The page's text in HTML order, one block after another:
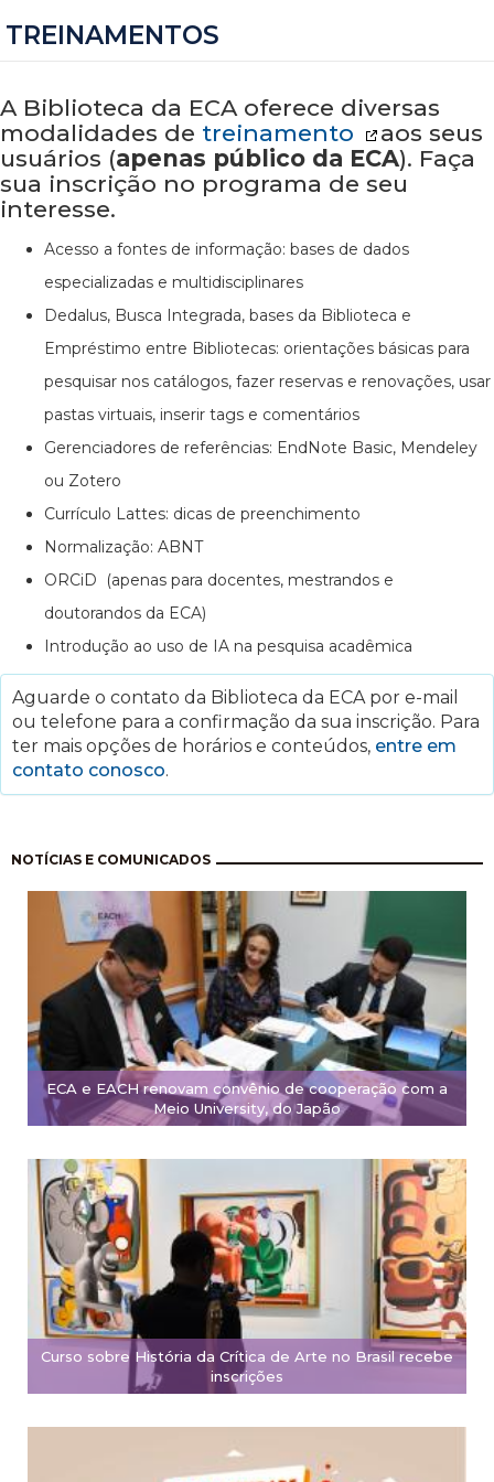
TREINAMENTOS
A Biblioteca da ECA oferece diversas
modalidades de treinamento
aos seus
usuários (apenas público da ECA). Faça
sua inscrição no programa de seu
interesse.
Acesso a fontes de informação: bases de dados
especializadas e multidisciplinares
Dedalus, Busca Integrada, bases da Biblioteca e
Empréstimo entre Bibliotecas: orientações básicas para
pesquisar nos catálogos, fazer reservas e renovações, usar
pastas virtuais, inserir tags e comentários
Gerenciadores de referências: EndNote Basic, Mendeley
ou Zotero
Currículo Lattes: dicas de preenchimento
Normalização: ABNT
ORCiD (apenas para docentes, mestrandos e
doutorandos da ECA)
Introdução ao uso de IA na pesquisa acadêmica
Aguarde o contato da Biblioteca da ECA por e-mail
ou telefone para a confirmação da sua inscrição. Para
ter mais opções de horários e conteúdos, entre em
contato conosco.
NOTÍCIAS E COMUNICADOS
ECA e EACH renovam convênio de cooperação com a
Meio University, do Japão
Curso sobre História da Crítica de Arte no Brasil recebe
inscrições
Paginação